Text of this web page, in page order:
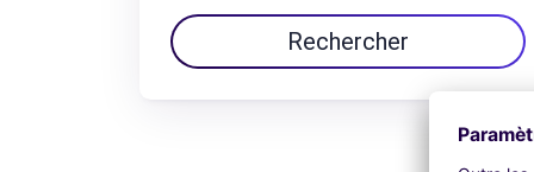
Rechercher